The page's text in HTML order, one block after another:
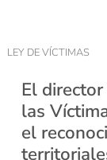
LEY DE VÍCTIMAS
El
las
el